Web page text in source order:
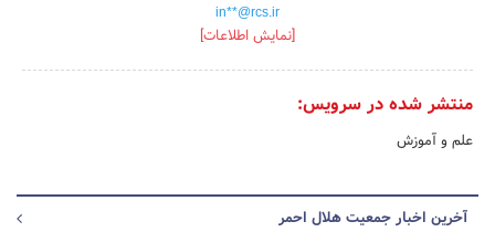
in**@rcs.ir
[نمایش اطلاعات]
منتشر شده در سرویس:
علم و آموزش
آخرین اخبار جمعیت هلال احمر